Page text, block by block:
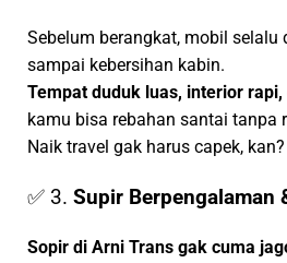
Sebelum berangkat, mobil selalu
sampai kebersihan kabin.
Tempat duduk luas, interior rapi,
kamu bisa rebahan santai tanpa
Naik travel gak harus capek, kan?
✅ 3. Supir Berpengalaman
Sopir di Arni Trans gak cuma